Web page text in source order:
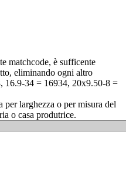
matchcode, è sufficente
eliminando ogni altro
16.9-34 = 16934, 20x9.50-8 =
per larghezza o per misura del
o casa produtrice.